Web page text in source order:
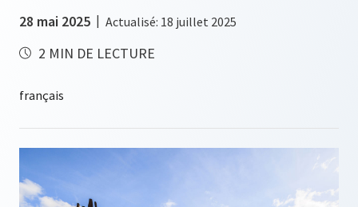
28 mai 2025 Actualisé: 18 juillet 2025
2 MIN DE LECTURE